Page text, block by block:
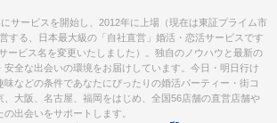
サービスを開始し、2012年に上場（現在は東証プライム市
する、日本最大級の「自社直営」婚活・恋活サービスです
ービス名を変更いたしました）。独自のノウハウと最新の
安全な出会いの環境をお届けしています。今日・明日行け
味などの条件であなたにぴったりの婚活パーティー・街コ
、大阪、名古屋、福岡をはじめ、全国56店舗の直営店舗や
出会いをサポートします。